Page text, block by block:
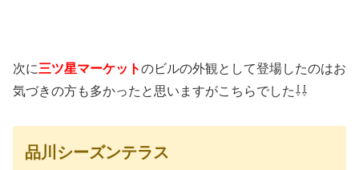
次に三ツ星マーケットのビルの外観として登場したのはお
気づきの方も多かったと思いますがこちらでした⇩⇩
品川シーズンテラス